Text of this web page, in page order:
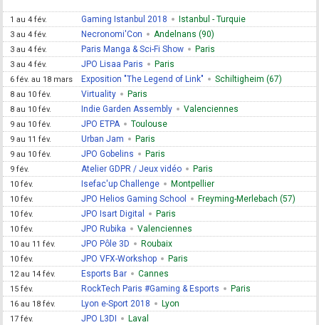
1 au 4 fév. Gaming Istanbul 2018 Istanbul - Turquie
3 au 4 fév. Necronomi'Con Andelnans (90)
3 au 4 fév. Paris Manga & Sci-Fi Show Paris
3 au 4 fév. JPO Lisaa Paris Paris
6 fév. au 18 mars Exposition "The Legend of Link" Schiltigheim (67)
8 au 10 fév. Virtuality Paris
8 au 10 fév. Indie Garden Assembly Valenciennes
9 au 10 fév. JPO ETPA Toulouse
9 au 11 fév. Urban Jam Paris
9 au 10 fév. JPO Gobelins Paris
9 fév. Atelier GDPR / Jeux vidéo Paris
10 fév. Isefac'up Challenge Montpellier
10 fév. JPO Helios Gaming School Freyming-Merlebach (57)
10 fév. JPO Isart Digital Paris
10 fév. JPO Rubika Valenciennes
10 au 11 fév. JPO Pôle 3D Roubaix
10 fév. JPO VFX-Workshop Paris
12 au 14 fév. Esports Bar Cannes
15 fév. RockTech Paris #Gaming & Esports Paris
16 au 18 fév. Lyon e-Sport 2018 Lyon
17 fév. JPO L3DI Laval